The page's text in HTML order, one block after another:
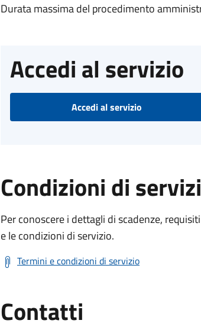
Durata massima del procedimento
Accedi al servizio
Accedi al servizio
Condizioni di
Per conoscere i dettagli di scadenze,
e le condizioni di servizio.
Termini e condizioni di servizio
Contatti